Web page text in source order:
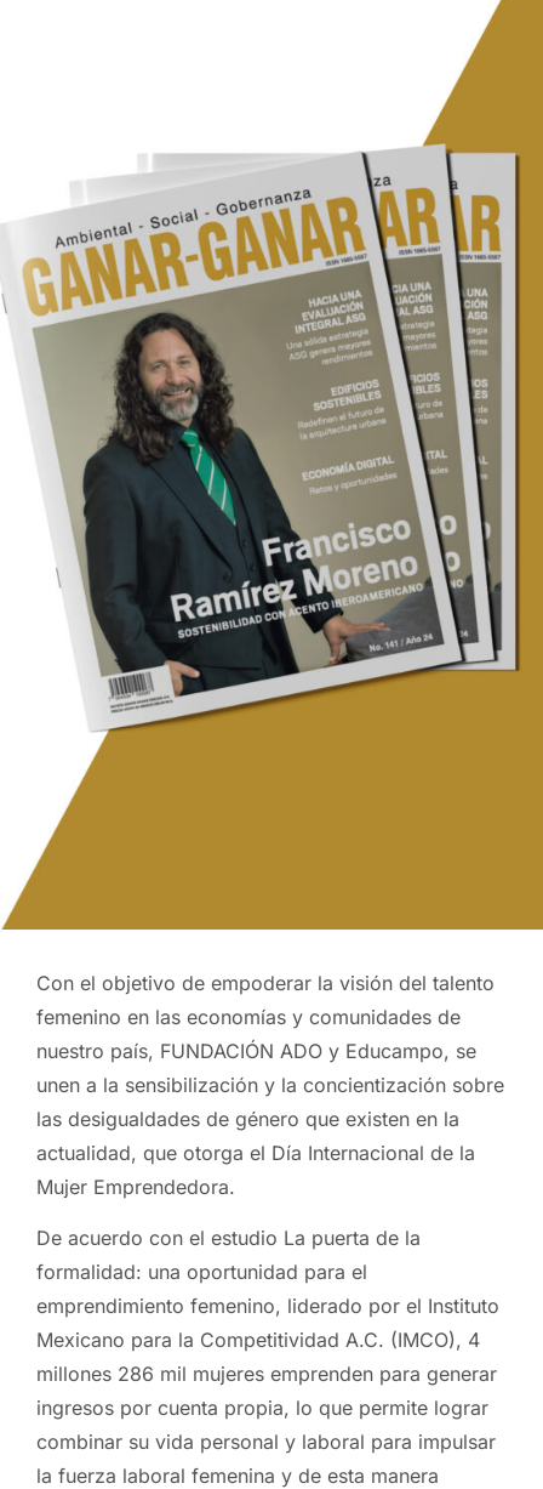
Con el objetivo de empoderar la visión del talento
femenino en las economías y comunidades de
nuestro país, FUNDACIÓN ADO y Educampo, se
unen a la sensibilización y la concientización sobre
las desigualdades de género que existen en la
actualidad, que otorga el Día Internacional de la
Mujer Emprendedora.
De acuerdo con el estudio La puerta de la
formalidad: una oportunidad para el
emprendimiento femenino, liderado por el Instituto
Mexicano para la Competitividad A.C. (IMCO), 4
millones 286 mil mujeres emprenden para generar
ingresos por cuenta propia, lo que permite lograr
combinar su vida personal y laboral para impulsar
la fuerza laboral femenina y de esta manera